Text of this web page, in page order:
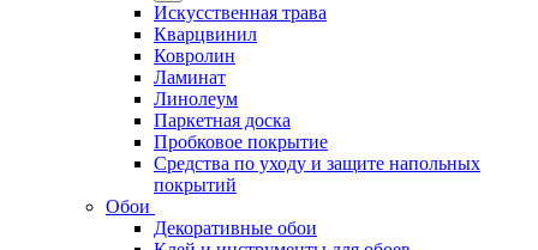
Искусственная трава
Кварцвинил
Ковролин
Ламинат
Линолеум
Паркетная доска
Пробковое покрытие
Средства по уходу и защите напольных
покрытий
Обои
Декоративные обои